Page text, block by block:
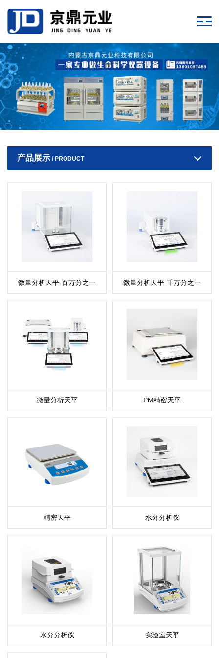
产品展示 / PRODUCT
微量分析天平-百万分之一 微量分析天平-千万分之一
微量分析天平 PM精密天平
精密天平 水分分析仪
水分分析仪 实验室天平